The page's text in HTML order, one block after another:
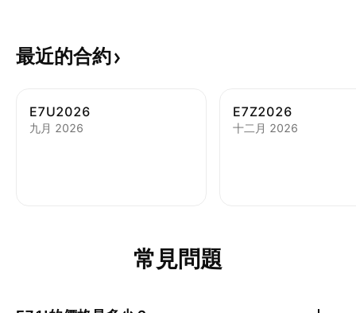
最近的合約
E7U2026
九月 2026
E7Z2026
十二月 2026
常見問題